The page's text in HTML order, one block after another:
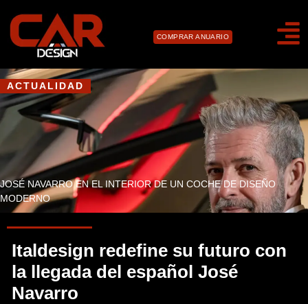
COMPRAR ANUARIO
ACTUALIDAD
JOSÉ NAVARRO EN EL INTERIOR DE UN COCHE DE DISEÑO
MODERNO
Italdesign redefine su futuro con
la llegada del español José
Navarro